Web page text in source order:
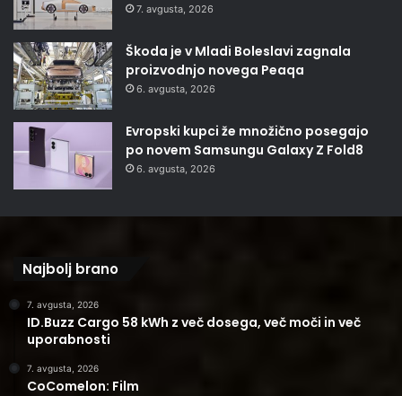
7. avgusta, 2026
Škoda je v Mladi Boleslavi zagnala
proizvodnjo novega Peaqa
6. avgusta, 2026
Evropski kupci že množično posegajo
po novem Samsungu Galaxy Z Fold8
6. avgusta, 2026
Najbolj brano
7. avgusta, 2026
ID.Buzz Cargo 58 kWh z več dosega, več moči in več
uporabnosti
7. avgusta, 2026
CoComelon: Film